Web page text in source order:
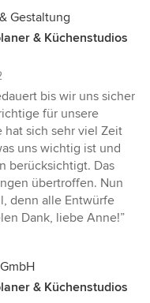
Gestaltung
& Küchenstudios
bis wir uns sicher
für unsere
hat sich sehr viel Zeit
uns wichtig ist und
berücksichtigt. Das
übertroffen. Nun
denn alle Entwürfe
Dank, liebe Anne!”
& Küchenstudios